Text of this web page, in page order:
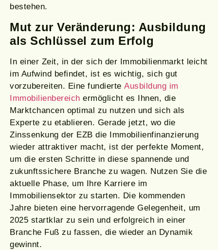
bestehen.
Mut zur Veränderung: Ausbildung
als Schlüssel zum Erfolg
In einer Zeit, in der sich der Immobilienmarkt leicht
im Aufwind befindet, ist es wichtig, sich gut
vorzubereiten. Eine fundierte Ausbildung im
Immobilienbereich ermöglicht es Ihnen, die
Marktchancen optimal zu nutzen und sich als
Experte zu etablieren. Gerade jetzt, wo die
Zinssenkung der EZB die Immobilienfinanzierung
wieder attraktiver macht, ist der perfekte Moment,
um die ersten Schritte in diese spannende und
zukunftssichere Branche zu wagen. Nutzen Sie die
aktuelle Phase, um Ihre Karriere im
Immobiliensektor zu starten. Die kommenden
Jahre bieten eine hervorragende Gelegenheit, um
2025 startklar zu sein und erfolgreich in einer
Branche Fuß zu fassen, die wieder an Dynamik
gewinnt.